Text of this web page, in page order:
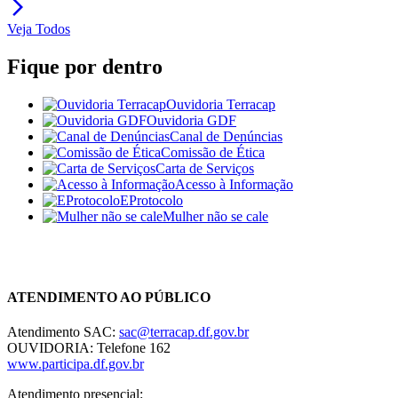
arrow_forward_ios
Veja Todos
Fique por dentro
Ouvidoria Terracap
Ouvidoria GDF
Canal de Denúncias
Comissão de Ética
Carta de Serviços
Acesso à Informação
EProtocolo
Mulher não se cale
ATENDIMENTO AO PÚBLICO
Atendimento SAC: sac@terracap.df.gov.br
OUVIDORIA: Telefone 162
www.participa.df.gov.br
Atendimento presencial: